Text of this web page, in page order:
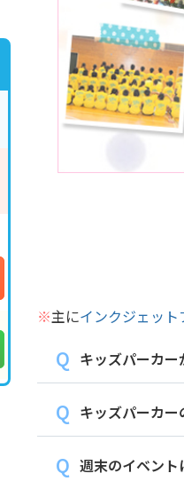
※主にインクジェット
キッズパーカ
キッズパーカ
週末のイベント